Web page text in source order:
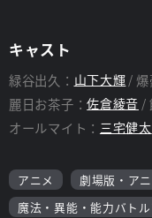
キャスト
緑谷出久： 山下大輝 爆
麗日お茶子：佐倉綾音
オールマイト： 三宅健太
アニメ 劇場版・ア
魔法・異能・能力バト